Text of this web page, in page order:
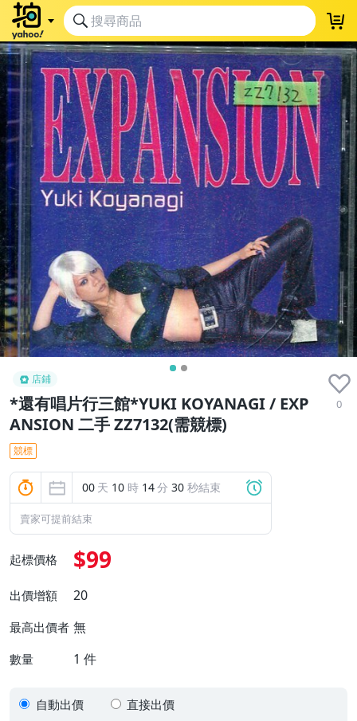
店鋪
*還有唱片行三館*YUKI KOYANAGI / EXP
ANSION 二手 ZZ7132(需競標)
0
競標
00 天 10 時 14分 29 秒結束
賣家可提前結束
起標價格 $99
出價增額 20
最高出價者 無
數量 1 件
自動出價 直接出價